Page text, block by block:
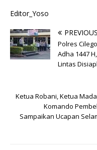
Editor_Yoso
PREVIOUS
Polres
Adha 1447
Lintas
Ketua Robani, Ketua
Komando
Sampaikan Ucapan